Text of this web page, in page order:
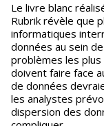
Le livre blanc
Rubrik révèle que
informatiques
données au sein
problèmes les
doivent faire face
de données
les analystes
dispersion des